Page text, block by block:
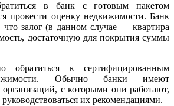
в банк с готовым пакетом
провести оценку недвижимости. Банк
залог (в данном случае — квартира
достаточную для покрытия суммы
к сертифицированным
Обычно банки имеют
с которыми они работают,
их рекомендациями.